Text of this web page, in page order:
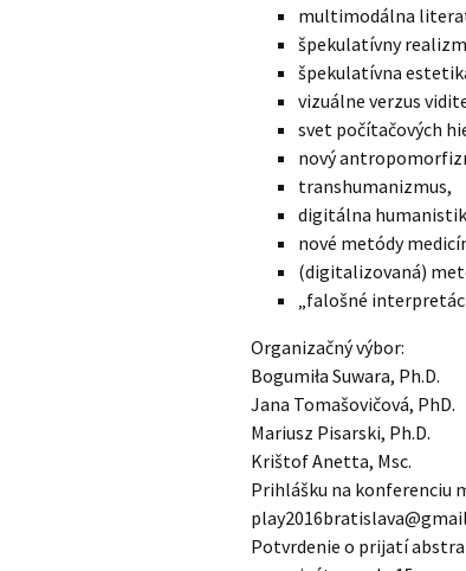
multimodálna
špekulatívny
špekulatívna
vizuálne verzus
svet počítačových
nový
transhumanizmus,
digitálna
nové metódy
(digitalizovaná)
„falošné
Organizačný výbor:
Bogumiła Suwara, Ph.D.
Jana Tomašovičová, PhD.
Mariusz Pisarski, Ph.D.
Krištof Anetta, Msc.
Prihlášku na konferenciu
Potvrdenie o prijatí